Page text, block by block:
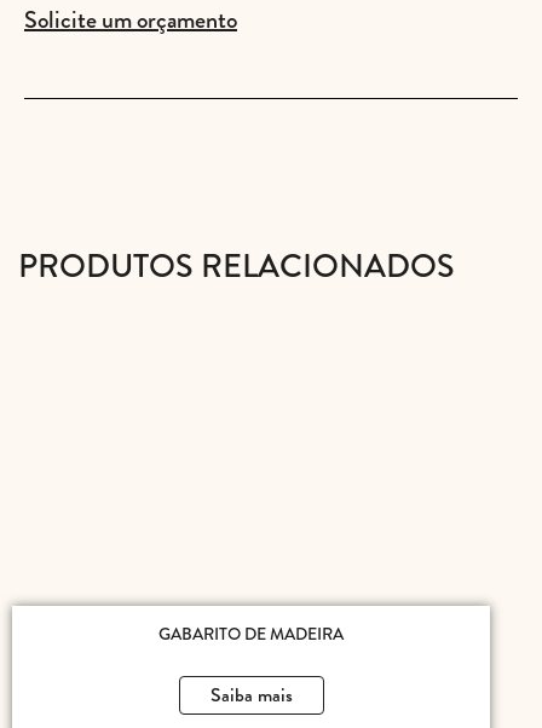
Solicite um orçamento
PRODUTOS RELACIONADOS
GABARITO DE MADEIRA
Saiba mais